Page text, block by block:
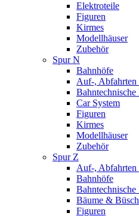
Elektroteile
Figuren
Kirmes
Modellhäuser
Zubehör
Spur N
Bahnhöfe
Auf-,
Bahntechnische
Car System
Figuren
Kirmes
Modellhäuser
Zubehör
Spur Z
Auf-,
Bahnhöfe
Bahntechnische
Bäume &
Figuren